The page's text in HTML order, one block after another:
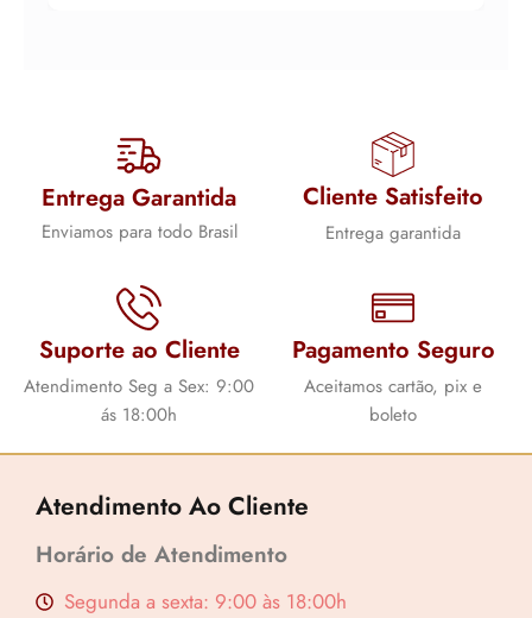
Entrega Garantida
Enviamos para todo Brasil
Cliente Satisfeito
Entrega garantida
Suporte ao Cliente
Atendimento Seg a Sex: 9:00
ás 18:00h
Pagamento Seguro
Aceitamos cartão, pix e
boleto
Atendimento Ao Cliente
Horário de Atendimento
Segunda a sexta: 9:00 às 18:00h